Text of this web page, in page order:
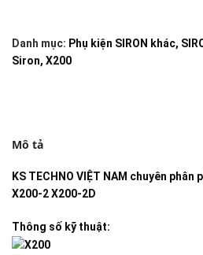
Danh mục: Phụ kiện SIRON khác,
Siron, X200
Mô tả
KS TECHNO VIỆT NAM chuyên phân
X200-2 X200-2D
Thông số kỹ thuật: